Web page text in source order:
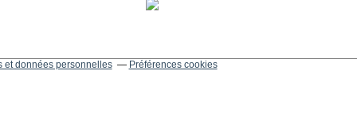
et données personnelles Préférences cookies